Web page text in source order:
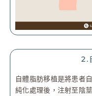
2.
自體脂肪移植是將患者
純化處理後，注射至陰